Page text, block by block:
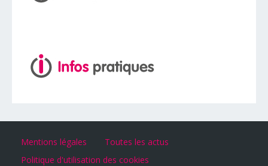
Mentions légales
Toutes les actus
Politique d'utilisation des cookies